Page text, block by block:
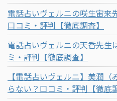
電話占いヴェルニの咲生宙来
口コミ・評判【徹底調査】
電話占いヴェルニの天香先生
ミ・評判【徹底調査】
【電話占いヴェルニ】美潤
らない？口コミ・評判【徹底